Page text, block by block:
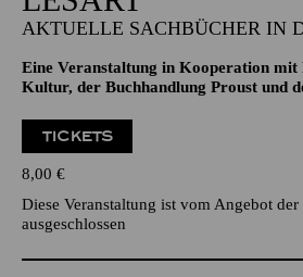
AKTUELLE SACHBÜCHER IN
Eine Veranstaltung in Kooperation mit
Kultur, der Buchhandlung Proust und
TICKETS
8,00 €
Diese Veranstaltung ist vom Angebot der
ausgeschlossen